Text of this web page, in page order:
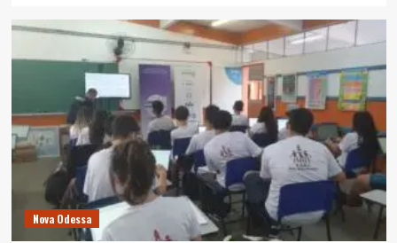
Nova Odessa